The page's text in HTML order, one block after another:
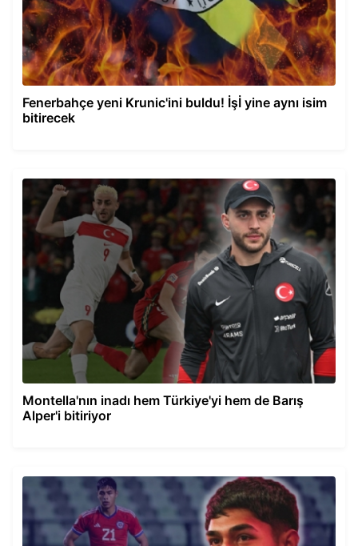
Fenerbahçe yeni Krunic'ini buldu! İşİ yine aynı isim
bitirecek
Montella'nın inadı hem Türkiye'yi hem de Barış
Alper'i bitiriyor